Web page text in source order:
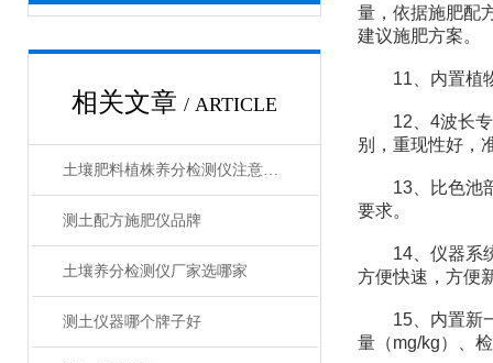
相关文章 / ARTICLE
土壤肥料植株养分检测仪注意事项
测土配方施肥仪品牌
土壤养分检测仪厂家选哪家
测土仪器哪个牌子好
量，依据施肥配
建议施肥方案。
11、内置植物
12、4波长专
别，重现性好，
13、比色池部
要求。
14、仪器系统
方便快速，方便
15、内置新一
量（mg/kg）、